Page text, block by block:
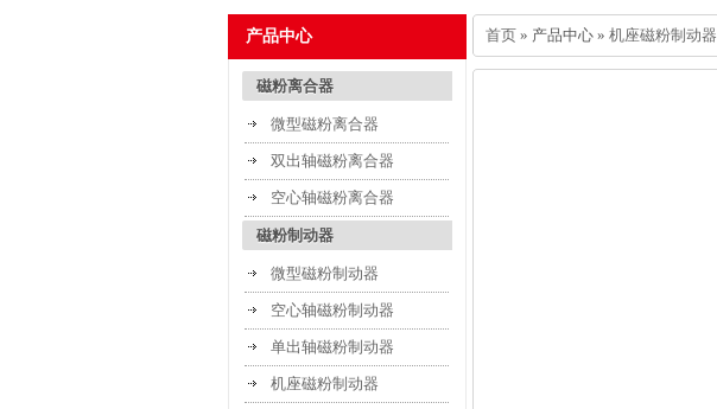
产品中心
磁粉离合器
微型磁粉离合器
双出轴磁粉离合器
空心轴磁粉离合器
磁粉制动器
微型磁粉制动器
空心轴磁粉制动器
单出轴磁粉制动器
机座磁粉制动器
首页 » 产品中心 » 机座磁粉制动器